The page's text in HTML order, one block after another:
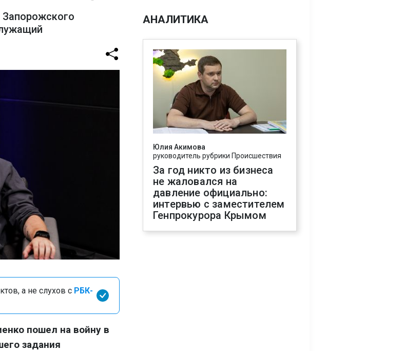
а не слухов с РБК-
пошел на войну в
задания
АНАЛИТИКА
Юлия Акимова
руководитель рубрики Происшествия
За год никто из бизнеса
не жаловался на
давление официально:
интервью с заместителем
Генпрокурора Крымом